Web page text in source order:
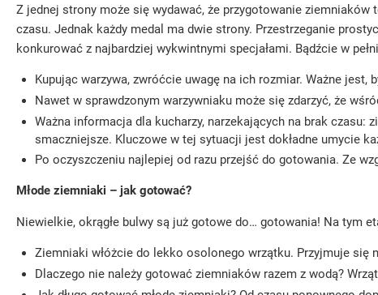
Z jednej strony może się wydawać, że przygotowanie
czasu. Jednak każdy medal ma dwie strony. Przestrzeganie
konkurować z najbardziej wykwintnymi specjałami. Bądźcie w
Kupując warzywa, zwróćcie uwagę na ich rozmiar. Ważne
Nawet w sprawdzonym warzywniaku może się zdarzyć, że
Ważna informacja dla kucharzy, narzekających na brak
smaczniejsze. Kluczowe w tej sytuacji jest dokładne umycie
Po oczyszczeniu najlepiej od razu przejść do gotowania. Ze
Młode ziemniaki – jak gotować?
Niewielkie, okrągłe bulwy są już gotowe do… gotowania! Na tym
Ziemniaki włóżcie do lekko osolonego wrzątku. Przyjmuje się
Dlaczego nie należy gotować ziemniaków razem z wodą?